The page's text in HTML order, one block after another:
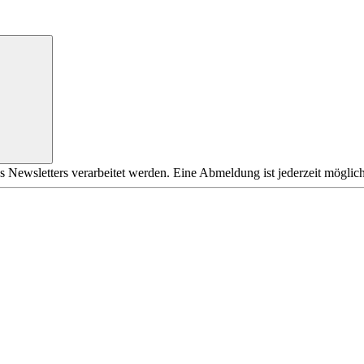
Newsletters verarbeitet werden. Eine Abmeldung ist jederzeit